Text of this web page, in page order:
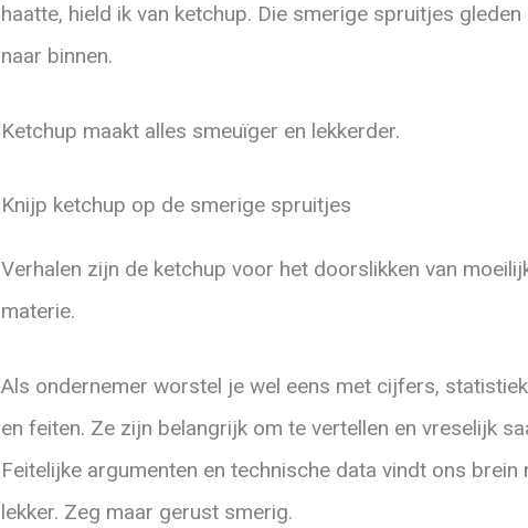
haatte, hield ik van ketchup. Die smerige spruitjes gleden
naar binnen.
Ketchup maakt alles smeuïger en lekkerder.
Knijp ketchup op de smerige spruitjes
Verhalen zijn de ketchup voor het doorslikken van
materie.
Als ondernemer worstel je wel eens met cijfers,
en feiten. Ze zijn belangrijk om te vertellen en vreselijk
Feitelijke argumenten en technische data vindt ons brein
lekker. Zeg maar gerust smerig.